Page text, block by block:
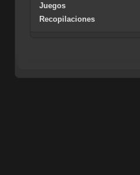
Juegos
Recopilaciones